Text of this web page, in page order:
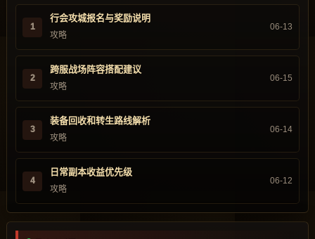
1
行会攻城报名与奖励说明
攻略
06-13
2
跨服战场阵容搭配建议
攻略
06-15
3
装备回收和转生路线解析
攻略
06-14
4
日常副本收益优先级
攻略
06-12